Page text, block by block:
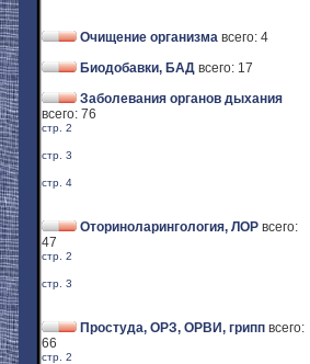
Очищение организма всего: 4
Биодобавки, БАД всего: 17
Заболевания органов дыхания
всего: 76
стр. 2
стр. 3
стр. 4
Оториноларингология, ЛОР всего:
47
стр. 2
стр. 3
Простуда, ОРЗ, ОРВИ, грипп всего:
66
стр. 2